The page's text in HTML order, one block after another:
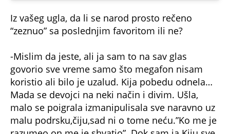
“zeznuo” sa poslednjim favoritom ili ne?
govorio sve vreme samo što megafon nisam
koristio ali bilo je uzalud. Kija pobedu odnela…
Mada se devojci na neki način i divim. Ušla,
malo se poigrala izmanipulisala sve naravno uz
malu podrsku,čiju,sad ni o tome neću.”Ko me je
razumeo on me je shvatio”. Dok sam ja Kiju sve